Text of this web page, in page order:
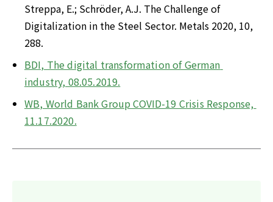
Streppa, E.; Schröder, A.J. The Challenge of
Digitalization in the Steel Sector. Metals 2020, 10,
288.
BDI, The digital transformation of German
industry, 08.05.2019.
WB, World Bank Group COVID-19 Crisis Response,
11.17.2020.